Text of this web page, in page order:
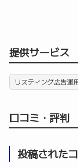
提供サービス
リスティング広告運
口コミ・評判
投稿された